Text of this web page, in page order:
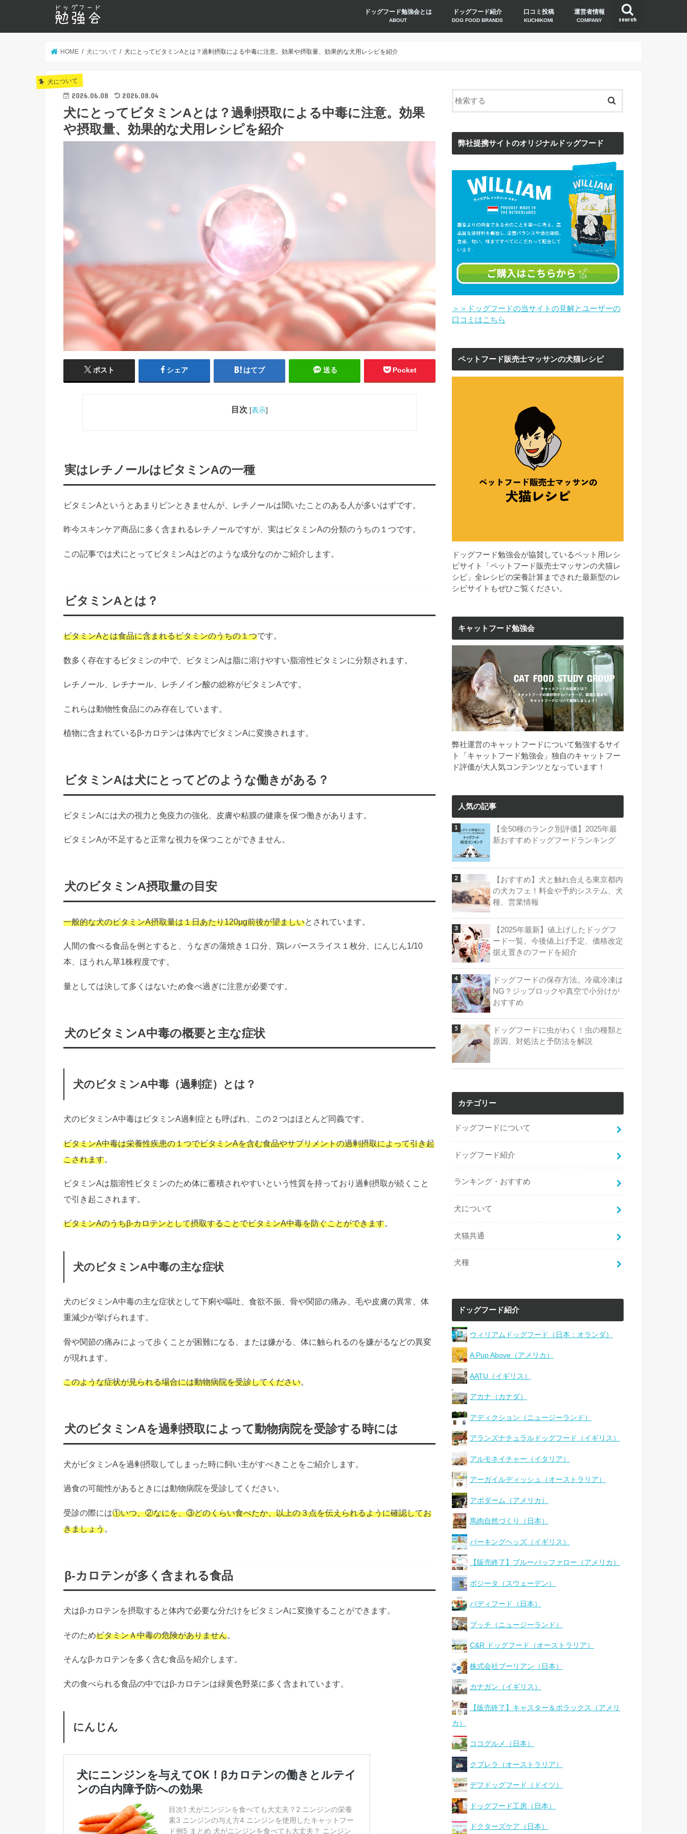
search
ドッグフード勉強会とは
ABOUT
ドッグフード紹介
DOG FOOD BRANDS
口コミ投稿
KUCHIKOMI
運営者情報
COMPANY
HOME 犬について 犬にとってビタミンAとは？過剰摂取による中毒に注意。効果や摂取量、効果的な犬用レシピを紹介
犬について
2026.06.08 2026.08.04
犬にとってビタミンAとは？過剰摂取による中毒に注意。効果
や摂取量、効果的な犬用レシピを紹介
ポスト シェア はてブ 送る Pocket
目次 [表示]
実はレチノールはビタミンAの一種
ビタミンAというとあまりピンときませんが、レチノールは聞いたことのある人が多いはずです。
昨今スキンケア商品に多く含まれるレチノールですが、実はビタミンAの分類のうちの１つです。
この記事では犬にとってビタミンAはどのような成分なのかご紹介します。
ビタミンAとは？
ビタミンAとは食品に含まれるビタミンのうちの１つです。
数多く存在するビタミンの中で、ビタミンAは脂に溶けやすい脂溶性ビタミンに分類されます。
レチノール、レチナール、レチノイン酸の総称がビタミンAです。
これらは動物性食品にのみ存在しています。
植物に含まれているβ-カロテンは体内でビタミンAに変換されます。
ビタミンAは犬にとってどのような働きがある？
ビタミンAには犬の視力と免疫力の強化、皮膚や粘膜の健康を保つ働きがあります。
ビタミンAが不足すると正常な視力を保つことができません。
犬のビタミンA摂取量の目安
一般的な犬のビタミンA摂取量は１日あたり120μg前後が望ましいとされています。
人間の食べる食品を例とすると、うなぎの蒲焼き１口分、鶏レバースライス１枚分、にんじん1/10
本、ほうれん草1株程度です。
量としては決して多くはないため食べ過ぎに注意が必要です。
犬のビタミンA中毒の概要と主な症状
犬のビタミンA中毒（過剰症）とは？
犬のビタミンA中毒はビタミンA過剰症とも呼ばれ、この２つはほとんど同義です。
ビタミンA中毒は栄養性疾患の１つでビタミンAを含む食品やサプリメントの過剰摂取によって引き起
こされます
ビタミンAは脂溶性ビタミンのため体に蓄積されやすいという性質を持っており過剰摂取が続くこと
で引き起こされます。
ビタミンAのうちβ-カロテンとして摂取することでビタミンA中毒を防ぐことができます。
犬のビタミンA中毒の主な症状
犬のビタミンA中毒の主な症状として下痢や嘔吐、食欲不振、骨や関節の痛み、毛や皮膚の異常、体
重減少が挙げられます。
骨や関節の痛みによって歩くことが困難になる、または嫌がる、体に触られるのを嫌がるなどの異変
が現れます。
このような症状が見られる場合には動物病院を受診してください。
犬のビタミンAを過剰摂取によって動物病院を受診する時には
犬がビタミンAを過剰摂取してしまった時に飼い主がすべきことをご紹介します。
過食の可能性があるときには動物病院を受診してください。
受診の際には①いつ、②なにを、③どのくらい食べたか、以上の３点を伝えられるように確認してお
きましょう。
β-カロテンが多く含まれる食品
犬はβ-カロテンを摂取すると体内で必要な分だけをビタミンAに変換することができます。
そのためビタミンＡ中毒の危険がありません。
そんなβ-カロテンを多く含む食品を紹介します。
犬の食べられる食品の中ではβ-カロテンは緑黄色野菜に多く含まれています。
にんじん
弊社提携サイトのオリジナルドッグフード
＞＞ドッグフードの当サイトの見解とユーザーの
口コミはこちら
ペットフード販売士マッサンの犬猫レシピ
ドッグフード勉強会が協賛しているペット用レシ
ピサイト「ペットフード販売士マッサンの犬猫レ
シピ」全レシピの栄養計算までされた最新型のレ
シピサイトもぜひご覧ください。
キャットフード勉強会
弊社運営のキャットフードについて勉強するサイ
ト「キャットフード勉強会」独自のキャットフー
ド評価が大人気コンテンツとなっています！
人気の記事
【全50種のランク別評価】2025年最
新おすすめドッグフードランキング
【おすすめ】犬と触れ合える東京都内
の犬カフェ！料金や予約システム、犬
種、営業情報
【2025年最新】値上げしたドッグフ
ード一覧。今後値上げ予定、価格改定
据え置きのフードを紹介
ドッグフードの保存方法。冷蔵冷凍は
NG？ジップロックや真空で小分けが
おすすめ
ドッグフードに虫がわく！虫の種類と
原因、対処法と予防法を解説
カテゴリー
ドッグフードについて
ドッグフード紹介
ランキング・おすすめ
犬について
犬猫共通
犬種
ドッグフード紹介
ウィリアムドッグフード（日本：オランダ）
A Pup Above（アメリカ）
AATU（イギリス）
アカナ（カナダ）
アディクション（ニュージーランド）
アランズナチュラルドッグフード（イギリス）
アルモネイチャー（イタリア）
アーガイルディッシュ（オーストラリア）
アボダーム（アメリカ）
馬肉自然づくり（日本）
バーキングヘッズ（イギリス）
【販売終了】ブルーバッファロー（アメリカ）
ボジータ（スウェーデン）
バディフード（日本）
ブッチ（ニュージーランド）
C&R ドッグフード（オーストラリア）
株式会社ブーリアン（日本）
カナガン（イギリス）
【販売終了】キャスター＆ポラックス（アメリ
カ）
ココグルメ（日本）
クプレラ（オーストラリア）
デフドッグフード（ドイツ）
ドッグフード工房（日本）
ドクターズケア（日本）